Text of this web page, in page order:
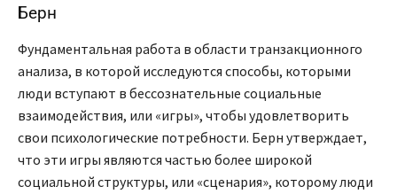
Берн
Фундаментальная работа в области транзакционного
анализа, в которой исследуются способы, которыми
люди вступают в бессознательные социальные
взаимодействия, или «игры», чтобы удовлетворить
свои психологические потребности. Берн утверждает,
что эти игры являются частью более широкой
социальной структуры, или «сценария», которому люди